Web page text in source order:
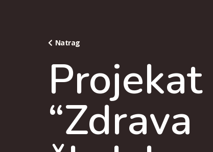
Natrag
Projekat
“Zdrava